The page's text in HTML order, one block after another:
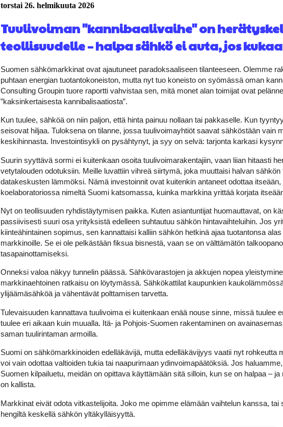
torstai 26. helmikuuta 2026
Tuulivoiman "kannibaalivaihe" on
teollisuudelle – halpa sähkö ei auta, jos
Suomen sähkömarkkinat ovat ajautuneet paradoksaaliseen tilanteeseen. Olemme
puhtaan energian tuotantokoneiston, mutta nyt tuo koneisto on syömässä oman
Consulting Groupin tuore raportti vahvistaa sen, mitä monet alan toimijat ovat
”kaksinkertaisesta kannibalisaatiosta”.
Kun tuulee, sähköä on niin paljon, että hinta painuu nollaan tai pakkaselle. Kun
seisovat hiljaa. Tuloksena on tilanne, jossa tuulivoimayhtiöt saavat sähköstään vain
keskihinnasta. Investointisykli on pysähtynyt, ja syy on selvä: tarjonta karkasi
Suurin syyttävä sormi ei kuitenkaan osoita tuulivoimarakentajiin, vaan liian hitaasti
vetytalouden odotuksiin. Meille luvattiin vihreä siirtymä, joka muuttaisi halvan
datakeskusten lämmöksi. Nämä investoinnit ovat kuitenkin antaneet odottaa
koelaboratoriossa nimeltä Suomi katsomassa, kuinka markkina yrittää korjata
Nyt on teollisuuden ryhdistäytymisen paikka. Kuten asiantuntijat huomauttavat, on
passiivisesti suuri osa yrityksistä edelleen suhtautuu sähkön hintavaihteluihin. Jos
kiinteähintainen sopimus, sen kannattaisi kalliin sähkön hetkinä ajaa tuotantonsa
markkinoille. Se ei ole pelkästään fiksua bisnestä, vaan se on välttämätön
tasapainottamiseksi.
Onneksi valoa näkyy tunnelin päässä. Sähkövarastojen ja akkujen nopea
markkinaehtoinen ratkaisu on löytymässä. Sähkökattilat kaupunkien
ylijäämäsähköä ja vähentävät polttamisen tarvetta.
Tulevaisuuden kannattava tuulivoima ei kuitenkaan enää nouse sinne, missä tuulee
tuulee eri aikaan kuin muualla. Itä- ja Pohjois-Suomen rakentaminen on
saman tuulirintaman armoilla.
Suomi on sähkömarkkinoiden edelläkävijä, mutta edelläkävijyys vaatii nyt rohkeutta
voi vain odottaa valtioiden tukia tai naapurimaan ydinvoimapäätöksiä. Jos
Suomen kilpailuetu, meidän on opittava käyttämään sitä silloin, kun se on halpaa –
on kallista.
Markkinat eivät odota vitkastelijoita. Joko me opimme elämään vaihtelun kanssa,
hengiltä keskellä sähkön yltäkylläisyyttä.